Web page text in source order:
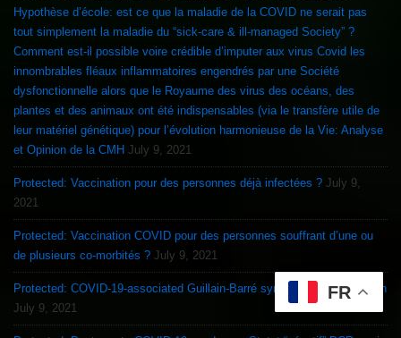
Hypothèse d’école: est ce que la maladie de la COVID ne serait pas
tout simplement la maladie du “sick-care & ill-managed Society” ?
Comment est-il possible voire crédible d’imputer aux virus Covid les
innombrables fléaux inflammatoires engendrés par une Société
dysfonctionnelle alors que le Royaume des virus des océans, des
plantes et des animaux ont été indispensables (via le transfère utile de
leur matériel génétique) pour l’évolution harmonieuse de la Vie: Analyse
et Opinion de la CMH July 9, 2021
Protected: Vaccination pour des personnes déjà infectées ? July 9,
2021
Protected: Vaccination COVID pour des personnes souffrant d’une ou
de plusieurs co-morbités ? July 9, 2021
Protected: COVID-19-associated Guillain-Barré syndrome & Vaccination
July 9, 2021
FR